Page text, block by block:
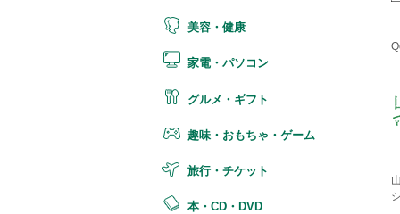
美容・健康
家電・パソコン
グルメ・ギフト
趣味・おもちゃ・ゲーム
旅行・チケット
本・CD・DVD